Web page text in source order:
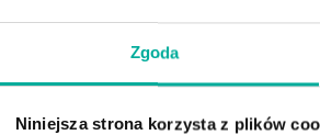
Zgoda
Niniejsza strona korzysta z plików
nowej matrycy VAT wiele
znane przykłady dotyczyły
ziemniaczanych czy musztardy.
które dla przeciętnego konsumenta